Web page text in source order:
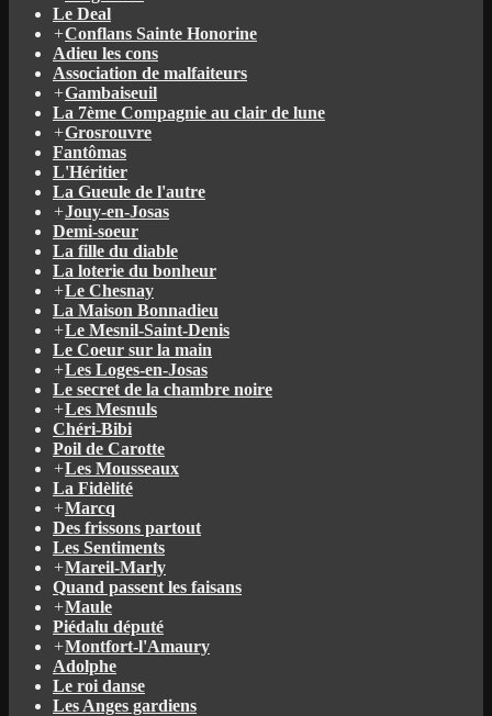
Le Deal
+Conflans Sainte Honorine
Adieu les cons
Association de malfaiteurs
+Gambaiseuil
La 7ème Compagnie au clair de lune
+Grosrouvre
Fantômas
L'Héritier
La Gueule de l'autre
+Jouy-en-Josas
Demi-soeur
La fille du diable
La loterie du bonheur
+Le Chesnay
La Maison Bonnadieu
+Le Mesnil-Saint-Denis
Le Coeur sur la main
+Les Loges-en-Josas
Le secret de la chambre noire
+Les Mesnuls
Chéri-Bibi
Poil de Carotte
+Les Mousseaux
La Fidèlité
+Marcq
Des frissons partout
Les Sentiments
+Mareil-Marly
Quand passent les faisans
+Maule
Piédalu député
+Montfort-l'Amaury
Adolphe
Le roi danse
Les Anges gardiens